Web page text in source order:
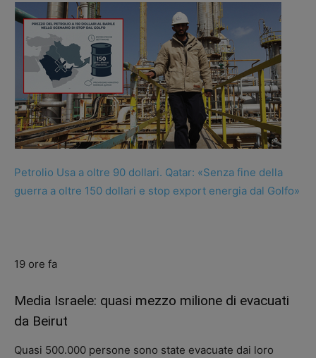
Petrolio Usa a oltre 90 dollari. Qatar: «Senza fine della
guerra a oltre 150 dollari e stop export energia dal Golfo»
19 ore fa
Media Israele: quasi mezzo milione di evacuati
da Beirut
Quasi 500.000 persone sono state evacuate dai loro